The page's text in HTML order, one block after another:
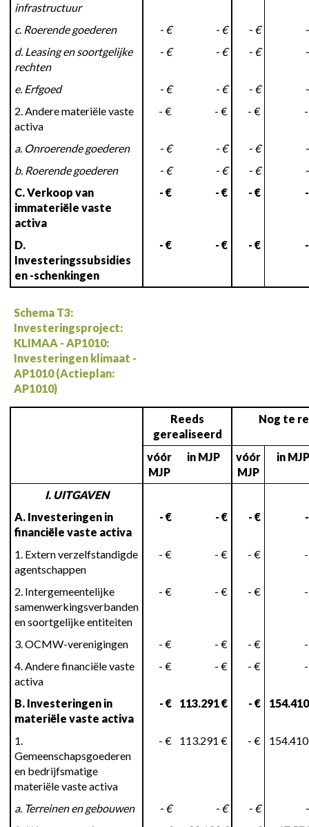
infrastructuur
c. Roerende goederen - € - € - €
d. Leasing en soortgelijke
rechten
- € - € - €
e. Erfgoed - € - € - €
2. Andere materiële vaste
activa
- € - € - €
a. Onroerende goederen - € - € - €
b. Roerende goederen
- € - € - €
C. Verkoop van
immateriële vaste
activa
- € - € - €
D.
Investeringssubsidies
en -schenkingen
- € - € - €
Schema T3:
Investeringsproject:
KLIMAA - AP1010:
Investeringen klimaat -
AP1010 (Actieplan:
AP1010)
Reeds
gerealiseerd
Nog te
vóór
MJP
in MJP
vóór
MJP
in MJP
I. UITGAVEN
A. Investeringen in
financiële vaste activa
- € - € - €
1. Extern verzelfstandigde
agentschappen
- € - € - €
2. Intergemeentelijke
samenwerkingsverbanden
en soortgelijke entiteiten
- € - € - €
3. OCMW-verenigingen - € - € - €
4. Andere financiële vaste
activa
- € - € - €
B. Investeringen in
materiële vaste activa
- € 113.291 € - €
1.
Gemeenschapsgoederen
en bedrijfsmatige
materiële vaste activa
- € 113.291 € - €
a. Terreinen en gebouwen - € - € - €